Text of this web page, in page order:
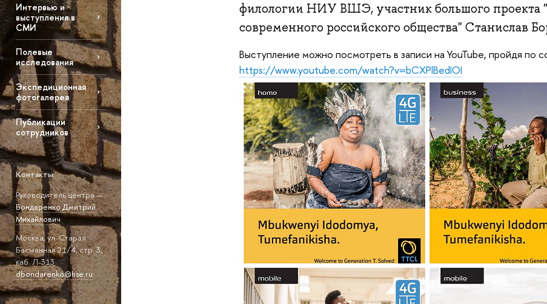
Интервью и
выступления в
СМИ
Полевые
исследования
Экспедиционная
фотогалерея
Публикации
сотрудников
Контакты
Руководитель центра —
Бондаренко Дмитрий
Михайлович
Москва, ул. Старая
Басманная 21/4, стр. 3,
каб. Л-313
dbondarenko@hse.ru
филологии НИУ ВШЭ, участник большого проекта
современного российского общества" Станислав
Выступление можно посмотреть в записи на YouTube, пройдя по
https://www.youtube.com/watch?v=bCXPlBedIOI